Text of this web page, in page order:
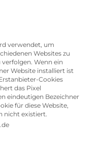
verwendet, um
Websites zu
Wenn ein
Website installiert ist
Cookies
das Pixel
eindeutigen Bezeichner
für diese Website,
nicht existiert.